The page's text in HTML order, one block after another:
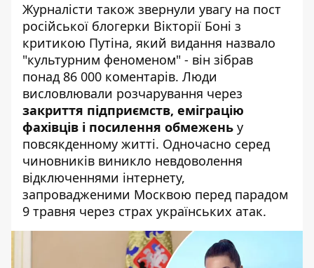
Журналісти також звернули увагу на пост
російської блогерки Вікторії Боні з
критикою Путіна, який видання назвало
"культурним феноменом" - він зібрав
понад 86 000 коментарів. Люди
висловлювали розчарування через
закриття підприємств, еміграцію
фахівців і посилення обмежень у
повсякденному житті. Одночасно серед
чиновників виникло невдоволення
відключеннями інтернету,
запровадженими Москвою перед парадом
9 травня через страх українських атак.